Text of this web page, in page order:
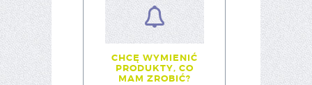
CHCĘ WYMIENIĆ
PRODUKTY, CO
MAM ZROBIĆ?